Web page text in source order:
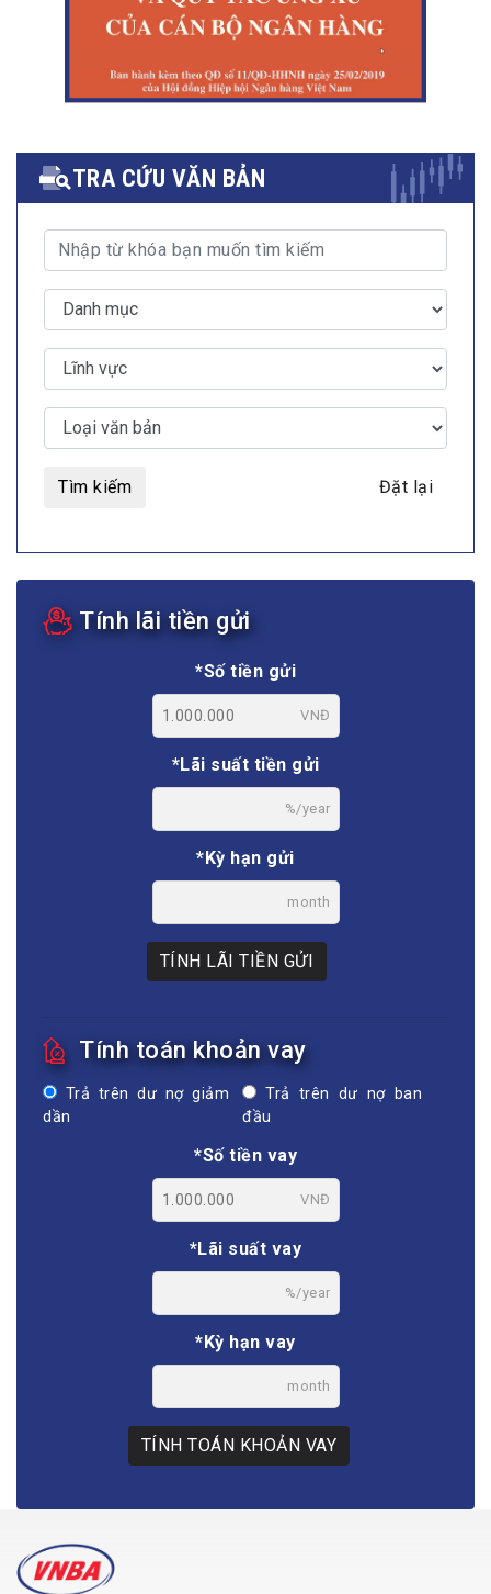
TRA CỨU VĂN BẢN
Tìm kiếm Đặt lại
Tính lãi tiền gửi
*Số tiền gửi
VNĐ
*Lãi suất tiền gửi
%/year
*Kỳ hạn gửi
month
TÍNH LÃI TIỀN GỬI
Tính toán khoản vay
Trả trên dư nợ giảm
dần
Trả trên dư nợ ban
đầu
*Số tiền vay
VNĐ
*Lãi suất vay
%/year
*Kỳ hạn vay
month
TÍNH TOÁN KHOẢN VAY